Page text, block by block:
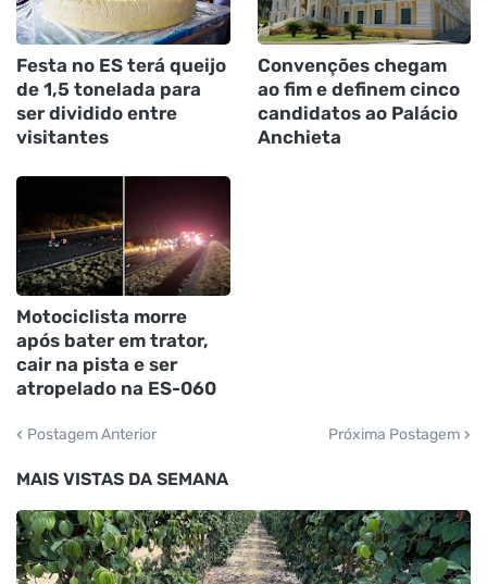
Festa no ES terá queijo
de 1,5 tonelada para
ser dividido entre
visitantes
Convenções chegam
ao fim e definem cinco
candidatos ao Palácio
Anchieta
Motociclista morre
após bater em trator,
cair na pista e ser
atropelado na ES-060
Postagem Anterior Próxima Postagem
MAIS VISTAS DA SEMANA